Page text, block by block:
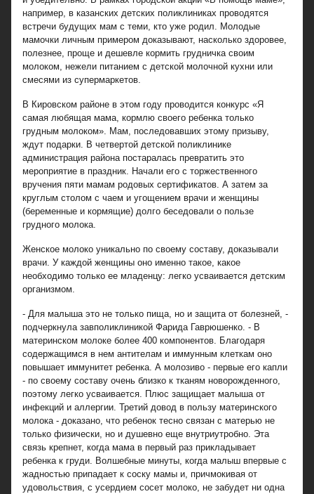
например, в казанских детских поликлиниках проводятся
встречи будущих мам с теми, кто уже родил. Молодые
мамочки личным примером доказывают, насколько здоровее,
полезнее, проще и дешевле кормить грудничка своим
молоком, нежели питанием с детской молочной кухни или
смесями из супермаркетов.
В Кировском районе в этом году проводится конкурс «Я
самая любящая мама, кормлю своего ребенка только
грудным молоком». Мам, последовавших этому призыву,
ждут подарки. В четвертой детской поликлинике
администрация района постаралась превратить это
мероприятие в праздник. Начали его с торжественного
вручения пяти мамам родовых сертификатов. А затем за
круглым столом с чаем и угощением врачи и женщины
(беременные и кормящие) долго беседовали о пользе
грудного молока.
Женское молоко уникально по своему составу, доказывали
врачи. У каждой женщины оно именно такое, какое
необходимо только ее младенцу: легко усваивается детским
организмом.
- Для малыша это не только пища, но и защита от болезней, -
подчеркнула завполиклиникой Фарида Гаврюшенко. - В
материнском молоке более 400 компонентов. Благодаря
содержащимся в нем антителам и иммунным клеткам оно
повышает иммунитет ребенка. А молозиво - первые его капли
- по своему составу очень близко к тканям новорожденного,
поэтому легко усваивается. Плюс защищает малыша от
инфекций и аллергии. Третий довод в пользу материнского
молока - доказано, что ребенок тесно связан с матерью не
только физически, но и душевно еще внутриутробно. Эта
связь крепнет, когда мама в первый раз прикладывает
ребенка к груди. Волшебные минуты, когда малыш впервые с
жадностью припадает к соску мамы и, причмокивая от
удовольствия, с усердием сосет молоко, не забудет ни одна